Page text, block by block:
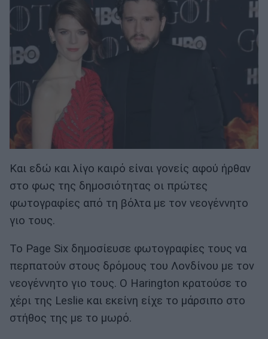
Και εδώ και λίγο καιρό είναι γονείς αφού ήρθαν
στο φως της δημοσιότητας οι πρώτες
φωτογραφίες από τη βόλτα με τον νεογέννητο
γιο τους.
Το Page Six δημοσίευσε φωτογραφίες τους να
περπατούν στους δρόμους του Λονδίνου με τον
νεογέννητο γιο τους. Ο Harington κρατούσε το
χέρι της Leslie και εκείνη είχε το μάρσιπο στο
στήθος της με το μωρό.